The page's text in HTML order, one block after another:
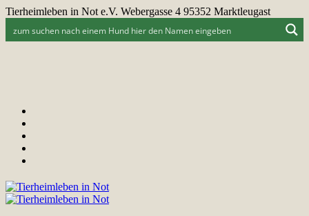
Tierheimleben in Not e.V. Webergasse 4 95352 Marktleugast